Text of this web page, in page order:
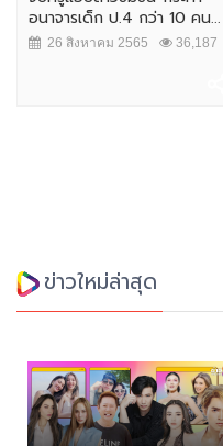
อนาจารเด็ก ป.4 กว่า 10 คน...
26 สิงหาคม 2565 36,187
ข่าวใหม่ล่าสุด